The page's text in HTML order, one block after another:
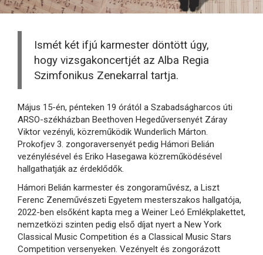
Ismét két ifjú karmester döntött úgy,
hogy vizsgakoncertjét az Alba Regia
Szimfonikus Zenekarral tartja.
Május 15-én, pénteken 19 órától a Szabadságharcos úti
ARSO-székházban Beethoven Hegedűversenyét Záray
Viktor vezényli, közreműködik Wunderlich Márton.
Prokofjev 3. zongoraversenyét pedig Hámori Belián
vezénylésével és Eriko Hasegawa közreműködésével
hallgathatják az érdeklődők.
Hámori Belián karmester és zongoraművész, a Liszt
Ferenc Zeneművészeti Egyetem mesterszakos hallgatója,
2022-ben elsőként kapta meg a Weiner Leó Emlékplakettet,
nemzetközi szinten pedig első díjat nyert a New York
Classical Music Competition és a Classical Music Stars
Competition versenyeken. Vezényelt és zongorázott